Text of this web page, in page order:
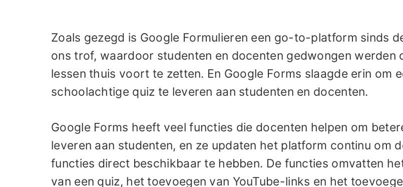
Zoals gezegd is Google Formulieren een go-to-platform sinds
ons trof, waardoor studenten en docenten gedwongen werden
lessen thuis voort te zetten. En Google Forms slaagde erin om
schoolachtige quiz te leveren aan studenten en docenten.
Google Forms heeft veel functies die docenten helpen om
leveren aan studenten, en ze updaten het platform continu om
functies direct beschikbaar te hebben. De functies omvatten
van een quiz, het toevoegen van YouTube-links en het